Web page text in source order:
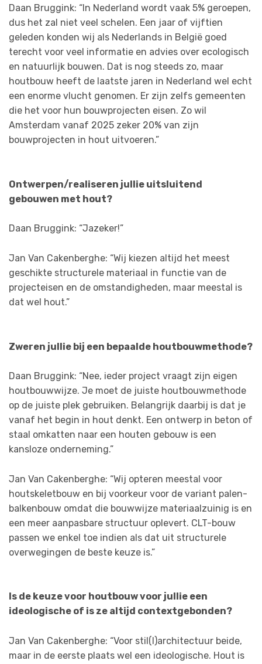
Daan Bruggink: “In Nederland wordt vaak 5% geroepen,
dus het zal niet veel schelen. Een jaar of vijftien
geleden konden wij als Nederlands in België goed
terecht voor veel informatie en advies over ecologisch
en natuurlijk bouwen. Dat is nog steeds zo, maar
houtbouw heeft de laatste jaren in Nederland wel echt
een enorme vlucht genomen. Er zijn zelfs gemeenten
die het voor hun bouwprojecten eisen. Zo wil
Amsterdam vanaf 2025 zeker 20% van zijn
bouwprojecten in hout uitvoeren.”
Ontwerpen/realiseren jullie uitsluitend
gebouwen met hout?
Daan Bruggink: “Jazeker!”
Jan Van Cakenberghe: “Wij kiezen altijd het meest
geschikte structurele materiaal in functie van de
projecteisen en de omstandigheden, maar meestal is
dat wel hout.”
Zweren jullie bij een bepaalde houtbouwmethode?
Daan Bruggink: “Nee, ieder project vraagt zijn eigen
houtbouwwijze. Je moet de juiste houtbouwmethode
op de juiste plek gebruiken. Belangrijk daarbij is dat je
vanaf het begin in hout denkt. Een ontwerp in beton of
staal omkatten naar een houten gebouw is een
kansloze onderneming.”
Jan Van Cakenberghe: “Wij opteren meestal voor
houtskeletbouw en bij voorkeur voor de variant palen-
balkenbouw omdat die bouwwijze materiaalzuinig is en
een meer aanpasbare structuur oplevert. CLT-bouw
passen we enkel toe indien als dat uit structurele
overwegingen de beste keuze is.”
Is de keuze voor houtbouw voor jullie een
ideologische of is ze altijd contextgebonden?
Jan Van Cakenberghe: “Voor stil(l)architectuur beide,
maar in de eerste plaats wel een ideologische. Hout is